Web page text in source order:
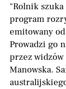
"Rolnik
program
emitowany
Prowadzi go
przez
Manowska.